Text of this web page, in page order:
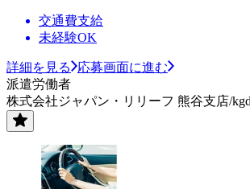
交通費支給
未経験OK
詳細を見る
応募画面に進む
派遣労働者
株式会社ジャパン・リリーフ 熊谷支店/